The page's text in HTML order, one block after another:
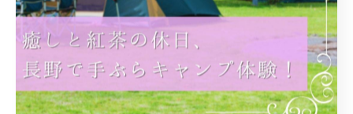
含まれます。特に軽キャンパーは税金や保険料が安価
で、年間維持費を大きく抑えられるのが特徴です。
ハイエースベースのバンコンやキャブコンは、普通車以
上の維持費がかかるものの、広い車内や充実した装備が